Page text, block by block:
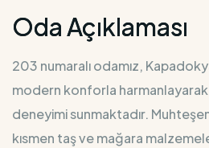
Oda Açıklaması
203 numaralı odamız,
modern konforla
deneyimi sunmaktadır.
kısmen taş ve mağara